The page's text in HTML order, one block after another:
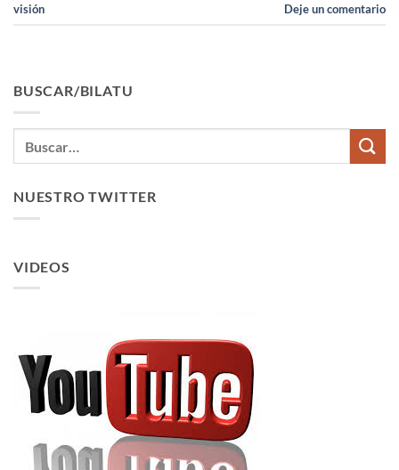
visión
Deje un comentario
BUSCAR/BILATU
NUESTRO TWITTER
VIDEOS